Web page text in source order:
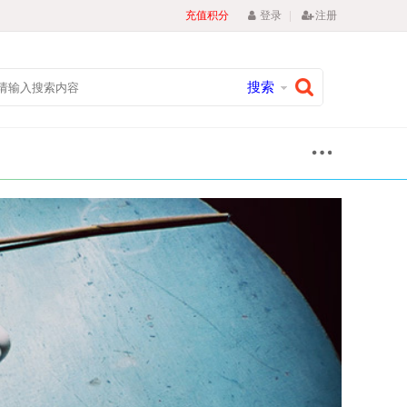
充值积分 登录 | 注册
搜索